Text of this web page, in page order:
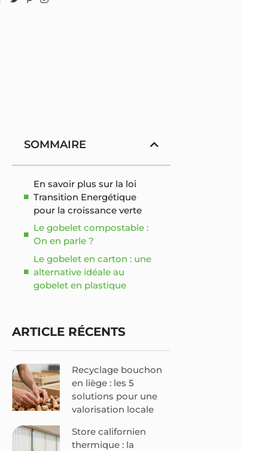
SOMMAIRE
En savoir plus sur la loi
Transition Energétique
pour la croissance verte
Le gobelet compostable :
On en parle ?
Le gobelet en carton : une
alternative idéale au
gobelet en plastique
ARTICLE RÉCENTS
Recyclage bouchon
en liège : les 5
solutions pour une
valorisation locale
Store californien
thermique : la